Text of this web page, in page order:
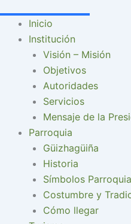
Inicio
Institución
Visión – Misión
Objetivos
Autoridades
Servicios
Mensaje de la
Parroquia
Güizhagüiña
Historia
Símbolos
Costumbre y
Cómo llegar